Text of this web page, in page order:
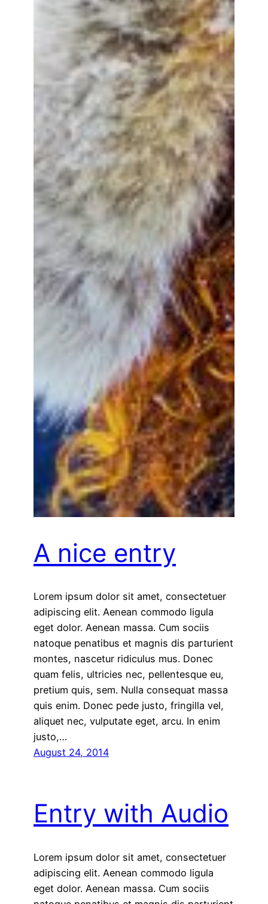
A nice entry
Lorem ipsum dolor sit amet, consectetuer
adipiscing elit. Aenean commodo ligula
eget dolor. Aenean massa. Cum sociis
natoque penatibus et magnis dis parturient
montes, nascetur ridiculus mus. Donec
quam felis, ultricies nec, pellentesque eu,
pretium quis, sem. Nulla consequat massa
quis enim. Donec pede justo, fringilla vel,
aliquet nec, vulputate eget, arcu. In enim
justo,…
August 24, 2014
Entry with Audio
Lorem ipsum dolor sit amet, consectetuer
adipiscing elit. Aenean commodo ligula
eget dolor. Aenean massa. Cum sociis